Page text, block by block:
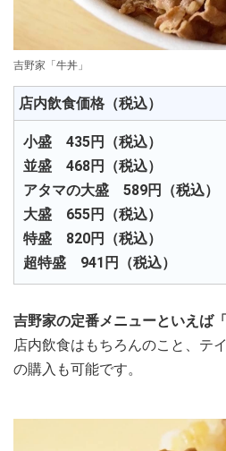
吉野家「牛丼」
店内飲食価格（税込）
小盛 435円（税込）
並盛 468円（税込）
アタマの大盛 589円（税込）
大盛 655円（税込）
特盛 820円（税込）
超特盛 941円（税込）
吉野家の定番メニューといえば「
店内飲食はもちろんのこと、テ
の購入も可能です。